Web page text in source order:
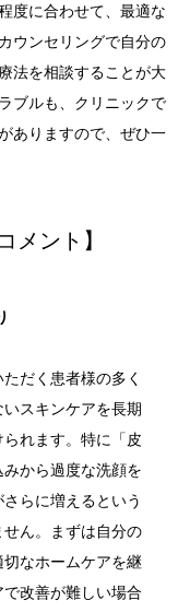
度に合わせて、最適な
ウンセリングで自分の
法を相談することが大
ブルも、クリニックで
ありますので、ぜひ一
メント】
だく患者様の多く
スキンケアを長期
れます。特に「皮
から過度な洗顔を
らに増えるという
ん。まずは自分の
なホームケアを継
改善が難しい場合